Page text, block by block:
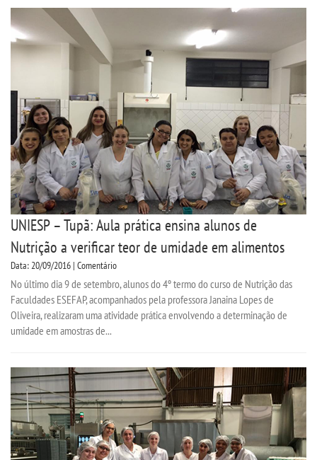
UNIESP – Tupã: Aula prática ensina alunos de
Nutrição a verificar teor de umidade em alimentos
Data: 20/09/2016 | Comentário
No último dia 9 de setembro, alunos do 4º termo do curso de Nutrição das
Faculdades ESEFAP, acompanhados pela professora Janaina Lopes de
Oliveira, realizaram uma atividade prática envolvendo a determinação de
umidade em amostras de...